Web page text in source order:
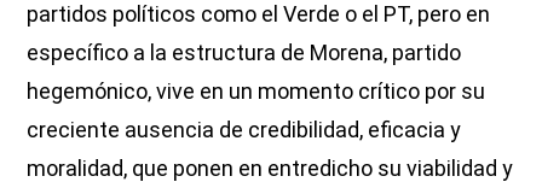
partidos políticos como el Verde o el PT, pero en
específico a la estructura de Morena, partido
hegemónico, vive en un momento crítico por su
creciente ausencia de credibilidad, eficacia y
moralidad, que ponen en entredicho su viabilidad y